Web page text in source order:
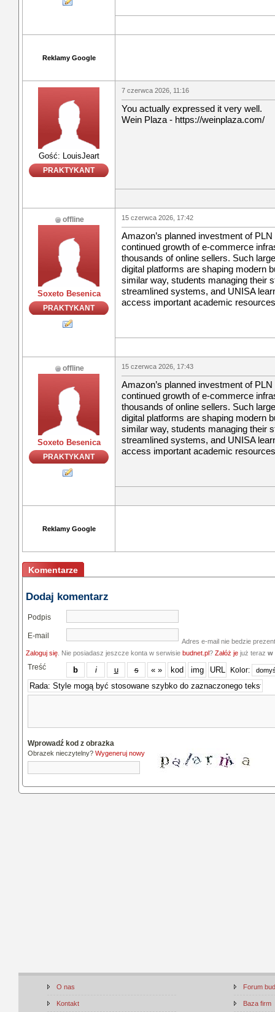
Reklamy Google
Gość: LouisJeart
PRAKTYKANT
7 czerwca 2026, 11:16
You actually expressed it very well.
Wein Plaza - https://weinplaza.com/
offline
Soxeto Besenica
PRAKTYKANT
15 czerwca 2026, 17:42
Amazon’s planned investment of
continued growth of e-commerce
thousands of online sellers. Such
digital platforms are shaping modern
similar way, students managing their
streamlined systems, and UNISA
access important academic
offline
Soxeto Besenica
PRAKTYKANT
15 czerwca 2026, 17:43
Amazon’s planned investment of
continued growth of e-commerce
thousands of online sellers. Such
digital platforms are shaping modern
similar way, students managing their
streamlined systems, and UNISA
access important academic
Reklamy Google
Komentarze
Dodaj komentarz
Podpis
E-mail
Adres e-mail nie bedzie
Zaloguj się . Nie posiadasz jeszcze konta w serwisie budnet.pl? Załóż je już teraz w
Treść Kolor:
Wprowadź kod z obrazka
Obrazek nieczytelny? Wygeneruj nowy
O nas
Kontakt
Forum
Baza firm